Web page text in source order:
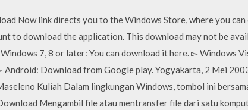
Now link directs you to the Windows Store, where you
to download the application. This download may not be
7, 8 or later: You can download it here. ▻ Windows
Android: Download from Google play. Yogyakarta, 2 Mei
Kuliah Dalam lingkungan Windows, tombol ini
Mengambil file atau mentransfer file dari satu